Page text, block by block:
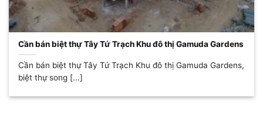
Cần bán biệt thự Tây Tứ Trạch Khu đô thị Gamuda Gardens
Cần bán biệt thự Tây Tứ Trạch Khu đô thị Gamuda Gardens,
biệt thự song [...]